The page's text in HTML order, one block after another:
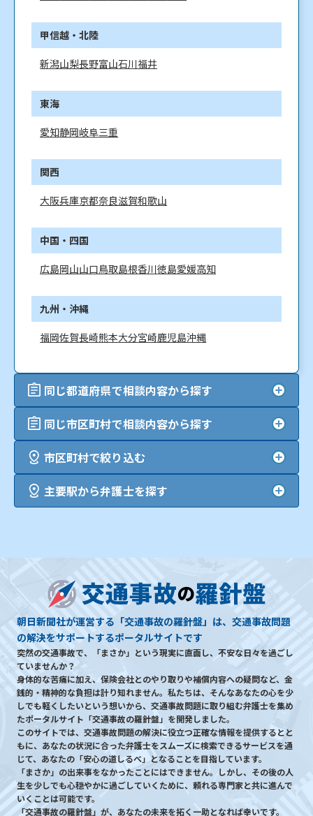
甲信越・北陸
新潟山梨長野富山石川福井
東海
愛知静岡岐阜三重
関西
大阪兵庫京都奈良滋賀和歌山
中国・四国
広島岡山山口鳥取島根香川徳島愛媛高知
九州・沖縄
福岡佐賀長崎熊本大分宮崎鹿児島沖縄
同じ都道府県で相談内容から探す
同じ市区町村で相談内容から探す
市区町村で絞り込む
主要駅から弁護士を探す
朝日新聞社が運営する「交通事故の羅針盤」は、交通事故問題
の解決をサポートするポータルサイトです
突然の交通事故で、「まさか」という現実に直面し、不安な日々を過ごし
ていませんか？
身体的な苦痛に加え、保険会社とのやり取りや補償内容への疑問など、金
銭的・精神的な負担は計り知れません。私たちは、そんなあなたの心を少
しでも軽くしたいという想いから、交通事故問題に取り組む弁護士を集め
たポータルサイト「交通事故の羅針盤」を開発しました。
このサイトでは、交通事故問題の解決に役立つ正確な情報を提供するとと
もに、あなたの状況に合った弁護士をスムーズに検索できるサービスを通
じて、あなたの「安心の道しるべ」となることを目指しています。
「まさか」の出来事をなかったことにはできません。しかし、その後の人
生を少しでも心穏やかに過ごしていくために、頼れる専門家と共に進んで
いくことは可能です。
「交通事故の羅針盤」が、あなたの未来を拓く一助となれば幸いです。